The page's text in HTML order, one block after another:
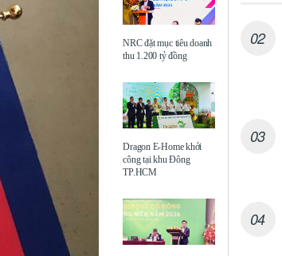
NRC đặt mục tiêu doanh
thu 1.200 tỷ đồng
Dragon E-Home khởi
công tại khu Đông
TP.HCM